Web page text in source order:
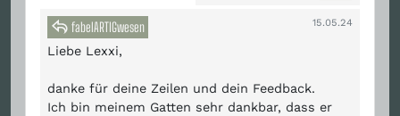
fabelARTIGwesen 15.05.24
Liebe Lexxi,
danke für deine Zeilen und dein Feedback.
Ich bin meinem Gatten sehr dankbar, dass er